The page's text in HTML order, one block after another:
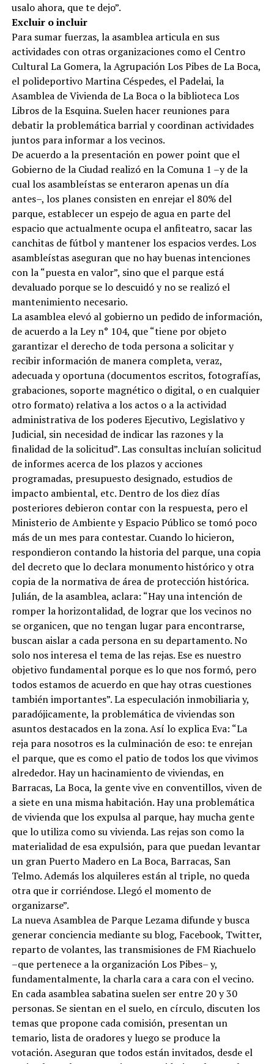
usalo ahora, que te dejo”.
Excluir o incluir
Para sumar fuerzas, la asamblea articula en sus
actividades con otras organizaciones como el Centro
Cultural La Gomera, la Agrupación Los Pibes de La Boca,
el polideportivo Martina Céspedes, el Padelai, la
Asamblea de Vivienda de La Boca o la biblioteca Los
Libros de la Esquina. Suelen hacer reuniones para
debatir la problemática barrial y coordinan actividades
juntos para informar a los vecinos.
De acuerdo a la presentación en power point que el
Gobierno de la Ciudad realizó en la Comuna 1 –y de la
cual los asambleístas se enteraron apenas un día
antes–, los planes consisten en enrejar el 80% del
parque, establecer un espejo de agua en parte del
espacio que actualmente ocupa el anfiteatro, sacar las
canchitas de fútbol y mantener los espacios verdes. Los
asambleístas aseguran que no hay buenas intenciones
con la “puesta en valor”, sino que el parque está
devaluado porque se lo descuidó y no se realizó el
mantenimiento necesario.
La asamblea elevó al gobierno un pedido de información,
de acuerdo a la Ley n° 104, que “tiene por objeto
garantizar el derecho de toda persona a solicitar y
recibir información de manera completa, veraz,
adecuada y oportuna (documentos escritos, fotografías,
grabaciones, soporte magnético o digital, o en cualquier
otro formato) relativa a los actos o a la actividad
administrativa de los poderes Ejecutivo, Legislativo y
Judicial, sin necesidad de indicar las razones y la
finalidad de la solicitud”. Las consultas incluían solicitud
de informes acerca de los plazos y acciones
programadas, presupuesto designado, estudios de
impacto ambiental, etc. Dentro de los diez días
posteriores debieron contar con la respuesta, pero el
Ministerio de Ambiente y Espacio Público se tomó poco
más de un mes para contestar. Cuando lo hicieron,
respondieron contando la historia del parque, una copia
del decreto que lo declara monumento histórico y otra
copia de la normativa de área de protección histórica.
Julián, de la asamblea, aclara: “Hay una intención de
romper la horizontalidad, de lograr que los vecinos no
se organicen, que no tengan lugar para encontrarse,
buscan aislar a cada persona en su departamento. No
solo nos interesa el tema de las rejas. Ese es nuestro
objetivo fundamental porque es lo que nos formó, pero
todos estamos de acuerdo en que hay otras cuestiones
también importantes”. La especulación inmobiliaria y,
paradójicamente, la problemática de viviendas son
asuntos destacados en la zona. Así lo explica Eva: “La
reja para nosotros es la culminación de eso: te enrejan
el parque, que es como el patio de todos los que vivimos
alrededor. Hay un hacinamiento de viviendas, en
Barracas, La Boca, la gente vive en conventillos, viven de
a siete en una misma habitación. Hay una problemática
de vivienda que los expulsa al parque, hay mucha gente
que lo utiliza como su vivienda. Las rejas son como la
materialidad de esa expulsión, para que puedan levantar
un gran Puerto Madero en La Boca, Barracas, San
Telmo. Además los alquileres están al triple, no queda
otra que ir corriéndose. Llegó el momento de
organizarse”.
La nueva Asamblea de Parque Lezama difunde y busca
generar conciencia mediante su blog, Facebook, Twitter,
reparto de volantes, las transmisiones de FM Riachuelo
–que pertenece a la organización Los Pibes– y,
fundamentalmente, la charla cara a cara con el vecino.
En cada asamblea sabatina suelen ser entre 20 y 30
personas. Se sientan en el suelo, en círculo, discuten los
temas que propone cada comisión, presentan un
temario, lista de oradores y luego se produce la
votación. Aseguran que todos están invitados, desde el